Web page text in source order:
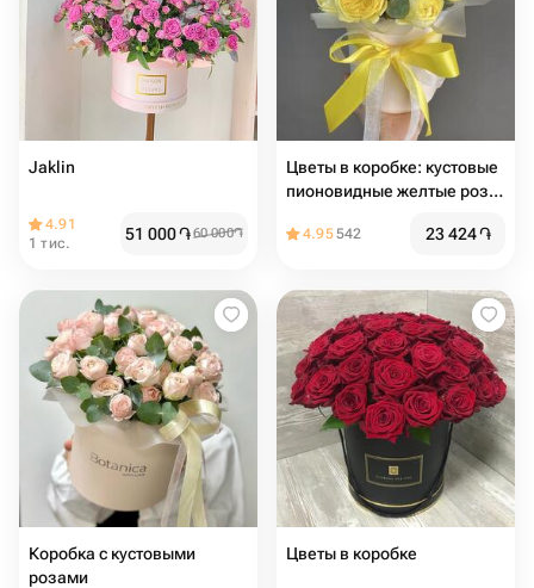
Jaklin
4.91
1 тис.
51 000֏60 000֏
Цветы в коробке: кустовые
пионовидные желтые розы
4.95542 23 424֏
Коробка с кустовыми
розами
Цветы в коробке